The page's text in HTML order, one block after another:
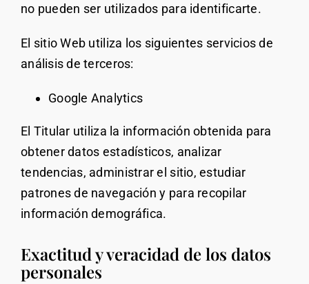
no pueden ser utilizados para identificarte.
El sitio Web utiliza los siguientes servicios de
análisis de terceros:
Google Analytics
El Titular utiliza la información obtenida para
obtener datos estadísticos, analizar
tendencias, administrar el sitio, estudiar
patrones de navegación y para recopilar
información demográfica.
Exactitud y veracidad de los datos
personales